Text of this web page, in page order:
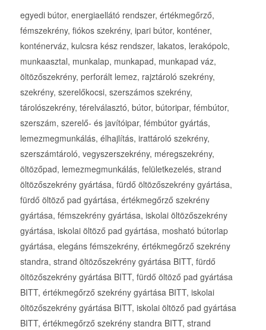
egyedi bútor, energiaellátó rendszer, értékmegőrző,
fémszekrény, fiókos szekrény, ipari bútor, konténer,
konténerváz, kulcsra kész rendszer, lakatos, lerakópolc,
munkaasztal, munkalap, munkapad, munkapad váz,
öltözőszekrény, perforált lemez, rajztároló szekrény,
szekrény, szerelőkocsi, szerszámos szekrény,
tárolószekrény, térelválasztó, bútor, bútoripar, fémbútor,
szerszám, szerelő- és javítóipar, fémbútor gyártás,
lemezmegmunkálás, élhajlítás, irattároló szekrény,
szerszámtároló, vegyszerszekrény, méregszekrény,
öltözőpad, lemezmegmunkálás, felületkezelés, strand
öltözőszekrény gyártása, fürdő öltözőszekrény gyártása,
fürdő öltöző pad gyártása, értékmegőrző szekrény
gyártása, fémszekrény gyártása, iskolai öltözőszekrény
gyártása, iskolai öltöző pad gyártása, mosható bútorlap
gyártása, elegáns fémszekrény, értékmegőrző szekrény
standra, strand öltözőszekrény gyártása BITT, fürdő
öltözőszekrény gyártása BITT, fürdő öltöző pad gyártása
BITT, értékmegőrző szekrény gyártása BITT, iskolai
öltözőszekrény gyártása BITT, iskolai öltöző pad gyártása
BITT, értékmegőrző szekrény standra BITT, strand